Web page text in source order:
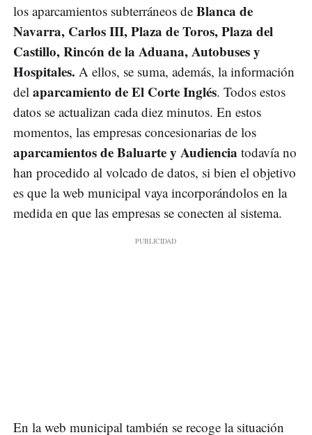
los aparcamientos subterráneos de Blanca de
Navarra, Carlos III, Plaza de Toros, Plaza del
Castillo, Rincón de la Aduana, Autobuses y
Hospitales. A ellos, se suma, además, la información
del aparcamiento de El Corte Inglés. Todos estos
datos se actualizan cada diez minutos. En estos
momentos, las empresas concesionarias de los
aparcamientos de Baluarte y Audiencia todavía no
han procedido al volcado de datos, si bien el objetivo
es que la web municipal vaya incorporándolos en la
medida en que las empresas se conecten al sistema.
En la web municipal también se recoge la situación